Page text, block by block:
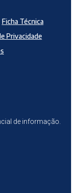
Ficha Técnica
Privacidade
de informação.